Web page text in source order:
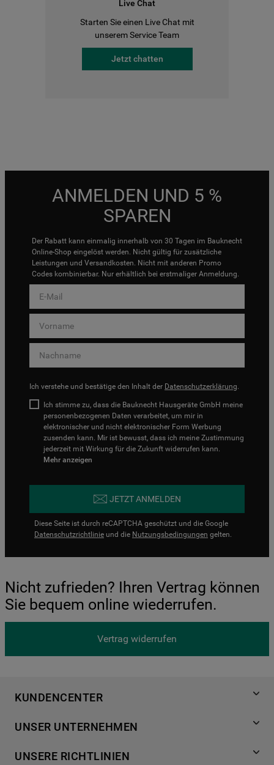
Live Chat
Starten Sie einen Live Chat mit
unserem Service Team
Jetzt chatten
ANMELDEN UND 5 %
SPAREN
Der Rabatt kann einmalig innerhalb von 30 Tagen im Bauknecht
Online-Shop eingelöst werden. Nicht gültig für zusätzliche
Leistungen und Versandkosten. Nicht mit anderen Promo
Codes kombinierbar. Nur erhältlich bei erstmaliger Anmeldung.
Ich verstehe und bestätige den Inhalt der Datenschutzerklärung.
Ich stimme zu, dass die Bauknecht Hausgeräte GmbH meine
personenbezogenen Daten verarbeitet, um mir in
elektronischer und nicht elektronischer Form Werbung
zusenden kann. Mir ist bewusst, dass ich meine Zustimmung
jederzeit mit Wirkung für die Zukunft widerrufen kann.
Mehr anzeigen
JETZT ANMELDEN
Diese Seite ist durch reCAPTCHA geschützt und die Google
Datenschutzrichtlinie und die Nutzungsbedingungen gelten.
Nicht zufrieden? Ihren Vertrag können
Sie bequem online wiederrufen.
Vertrag widerrufen
KUNDENCENTER
Händlersuche
Häufige Fragen
UNSER UNTERNEHMEN
Für Händler
UNSERE RICHTLINIEN